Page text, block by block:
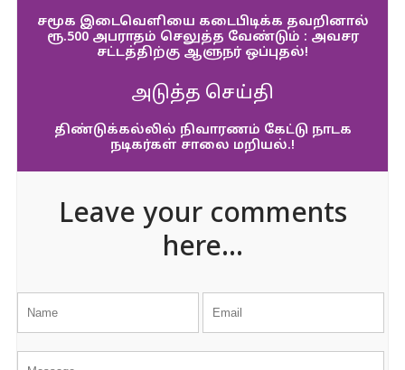
சமூக இடைவெளியை கடைபிடிக்க தவறினால்
ரூ.500 அபராதம் செலுத்த வேண்டும் : அவசர
சட்டத்திற்கு ஆளுநர் ஒப்புதல்!
அடுத்த செய்தி
திண்டுக்கல்லில் நிவாரணம் கேட்டு நாடக
நடிகர்கள் சாலை மறியல்.!
Leave your comments
here...